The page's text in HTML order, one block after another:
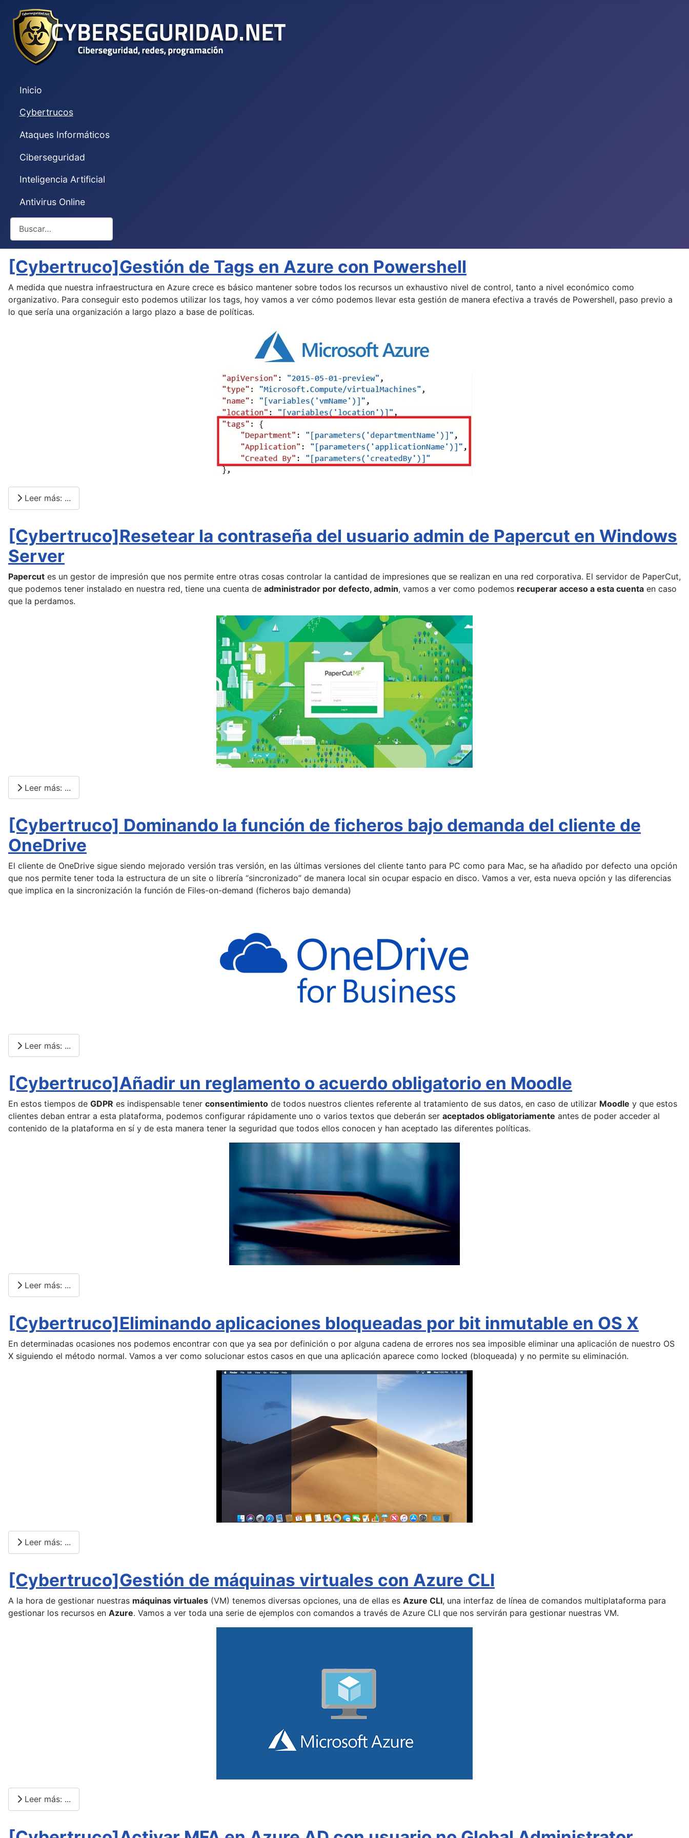
Inicio
Cybertrucos
Ataques Informáticos
Ciberseguridad
Inteligencia Artificial
Antivirus Online
Buscar
[Cybertruco]Gestión de Tags en Azure con Powershell
A medida que nuestra infraestructura en Azure crece es básico mantener sobre todos los recursos un exhaustivo nivel de control, tanto a nivel económico como
organizativo. Para conseguir esto podemos utilizar los tags, hoy vamos a ver cómo podemos llevar esta gestión de manera efectiva a través de Powershell, paso previo a
lo que sería una organización a largo plazo a base de políticas.
Leer más: ...
[Cybertruco]Resetear la contraseña del usuario admin de Papercut en Windows
Server
Papercut es un gestor de impresión que nos permite entre otras cosas controlar la cantidad de impresiones que se realizan en una red corporativa. El servidor de PaperCut,
que podemos tener instalado en nuestra red, tiene una cuenta de administrador por defecto, admin, vamos a ver como podemos recuperar acceso a esta cuenta en caso
que la perdamos.
Leer más: ...
[Cybertruco] Dominando la función de ficheros bajo demanda del cliente de
OneDrive
El cliente de OneDrive sigue siendo mejorado versión tras versión, en las últimas versiones del cliente tanto para PC como para Mac, se ha añadido por defecto una opción
que nos permite tener toda la estructura de un site o librería “sincronizado” de manera local sin ocupar espacio en disco. Vamos a ver, esta nueva opción y las diferencias
que implica en la sincronización la función de Files-on-demand (ficheros bajo demanda)
Leer más: ...
[Cybertruco]Añadir un reglamento o acuerdo obligatorio en Moodle
En estos tiempos de GDPR es indispensable tener consentimiento de todos nuestros clientes referente al tratamiento de sus datos, en caso de utilizar Moodle y que estos
clientes deban entrar a esta plataforma, podemos configurar rápidamente uno o varios textos que deberán ser aceptados obligatoriamente antes de poder acceder al
contenido de la plataforma en sí y de esta manera tener la seguridad que todos ellos conocen y han aceptado las diferentes políticas.
Leer más: ...
[Cybertruco]Eliminando aplicaciones bloqueadas por bit inmutable en OS X
En determinadas ocasiones nos podemos encontrar con que ya sea por definición o por alguna cadena de errores nos sea imposible eliminar una aplicación de nuestro OS
X siguiendo el método normal. Vamos a ver como solucionar estos casos en que una aplicación aparece como locked (bloqueada) y no permite su eliminación.
Leer más: ...
[Cybertruco]Gestión de máquinas virtuales con Azure CLI
A la hora de gestionar nuestras máquinas virtuales (VM) tenemos diversas opciones, una de ellas es Azure CLI, una interfaz de línea de comandos multiplataforma para
gestionar los recursos en Azure. Vamos a ver toda una serie de ejemplos con comandos a través de Azure CLI que nos servirán para gestionar nuestras VM.
Leer más: ...